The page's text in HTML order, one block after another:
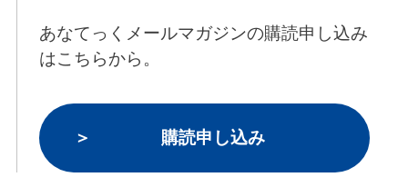
あなてっくメールマガジンの購読申し込み
はこちらから。
購読申し込み